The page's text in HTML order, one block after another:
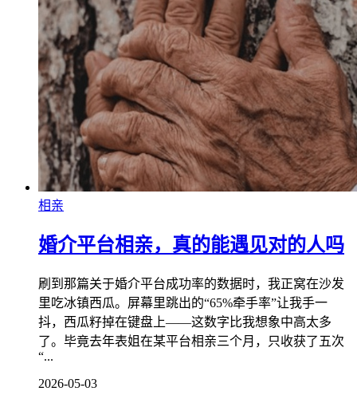
相亲
婚介平台相亲，真的能遇见对的人吗
刷到那篇关于婚介平台成功率的数据时，我正窝在沙发
里吃冰镇西瓜。屏幕里跳出的“65%牵手率”让我手一
抖，西瓜籽掉在键盘上——这数字比我想象中高太多
了。毕竟去年表姐在某平台相亲三个月，只收获了五次
“...
2026-05-03